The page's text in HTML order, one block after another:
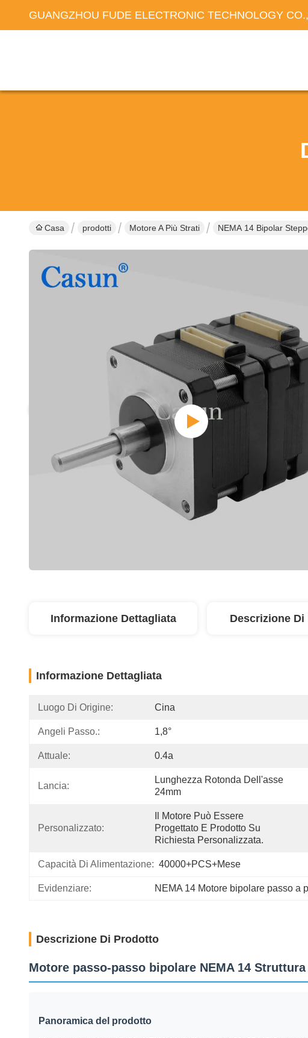
GUANGZHOU FUDE ELECTRONIC TECHNOLOGY
Casa prodotti Motore A Più Strati NEMA 14 Bipolar
Informazione Dettagliata Descrizione
Informazione Dettagliata
Luogo Di Origine: Cina
Angeli Passo.: 1,8°
Attuale: 0.4a
Lancia:
Lunghezza Rotonda Dell'asse
24mm
Personalizzato:
Il Motore Può Essere
Progettato E Prodotto Su
Richiesta Personalizzata.
Capacità Di Alimentazione: 40000+PCS+Mese
Evidenziare: NEMA 14 Motore bipolare passo a
Descrizione Di Prodotto
Motore passo-passo bipolare NEMA 14
Panoramica del prodotto